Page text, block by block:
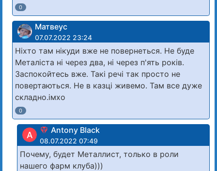
0
Матвеус
07.07.2022 23:24
Ніхто там нікуди вже не повернеться. Не буде
Металіста ні через два, ні через п'ять років.
Заспокойтесь вже. Такі речі так просто не
повертаються. Не в казці живемо. Там все дуже
складно.імхо
0
A Antony Black
08.07.2022 07:49
Почему, будет Металлист, только в роли
нашего фарм клуба)))